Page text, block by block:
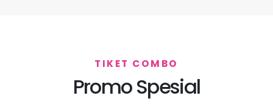
TIKET COMBO
Promo Spesial